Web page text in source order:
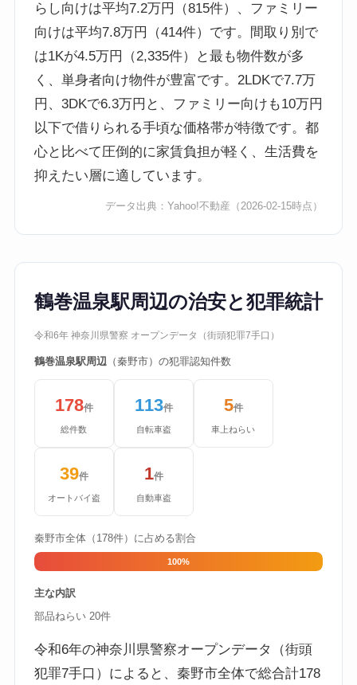
らし向けは平均7.2万円（815件）、ファミリー
向けは平均7.8万円（414件）です。間取り別で
は1Kが4.5万円（2,335件）と最も物件数が多
く、単身者向け物件が豊富です。2LDKで7.7万
円、3DKで6.3万円と、ファミリー向けも10万円
以下で借りられる手頃な価格帯が特徴です。都
心と比べて圧倒的に家賃負担が軽く、生活費を
抑えたい層に適しています。
データ出典：Yahoo!不動産 （2026-02-15時点）
鶴巻温泉駅周辺の治安と犯罪統計
令和6年 神奈川県警察 オープンデータ（街頭犯罪7手口）
鶴巻温泉駅周辺（秦野市）の犯罪認知件数
178件
総件数
113件
自転車盗
5件
車上ねらい
39件
オートバイ盗
1件
自動車盗
秦野市全体（178件）に占める割合
100%
主な内訳
部品ねらい 20件
令和6年の神奈川県警察オープンデータ（街頭
犯罪7手口）によると、秦野市全体で総合計178